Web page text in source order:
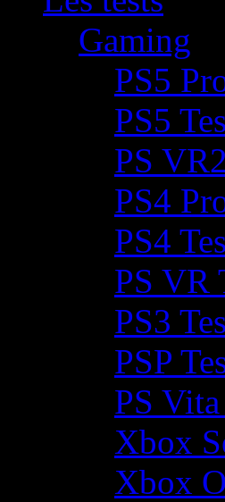
Gaming
PS5
PS5
PS
PS4
PS4
PS VR
PS3
PSP
PS Vita
Xbox
Xbox